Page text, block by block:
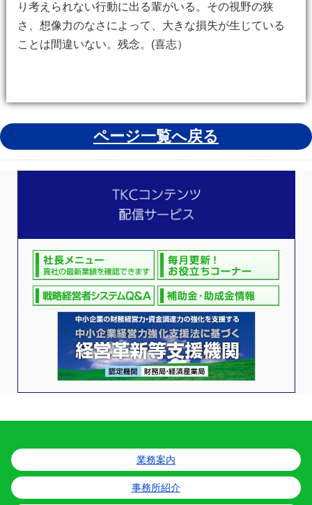
り考えられない行動に出る輩がいる。その視野の狭
さ、想像力のなさによって、大きな損失が生じている
ことは間違いない。残念。(喜志）
ページ一覧へ戻る
業務案内
事務所紹介